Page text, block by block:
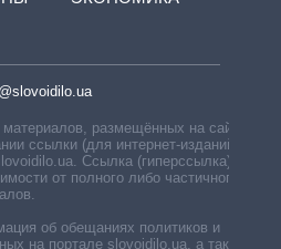
размещённых на сайте,
ссылки (для интернет-изданий —
Ссылка (гиперссылка)
от полного либо частичного
об обещаниях политиков и
на портале slovoidilo.ua, а также